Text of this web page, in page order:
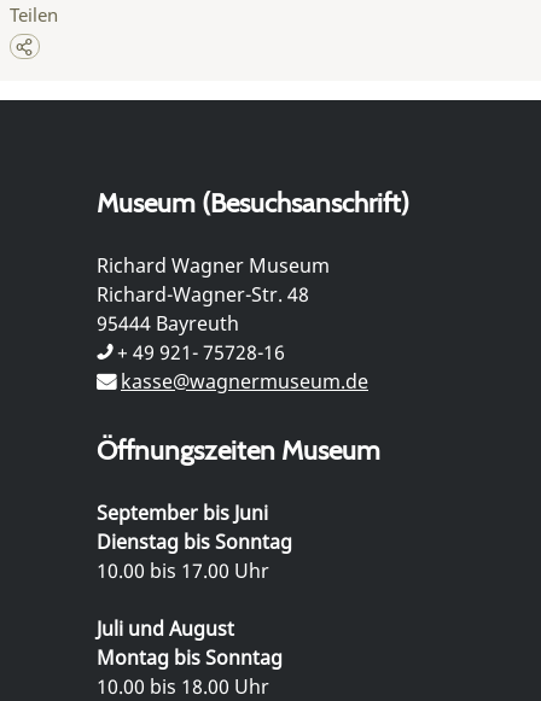
Teilen
Museum (Besuchsanschrift)
Richard Wagner Museum
Richard-Wagner-Str. 48
95444 Bayreuth
+ 49 921- 75728-16
kasse@wagnermuseum.de
Öffnungszeiten Museum
September bis Juni
Dienstag bis Sonntag
10.00 bis 17.00 Uhr
Juli und August
Montag bis Sonntag
10.00 bis 18.00 Uhr